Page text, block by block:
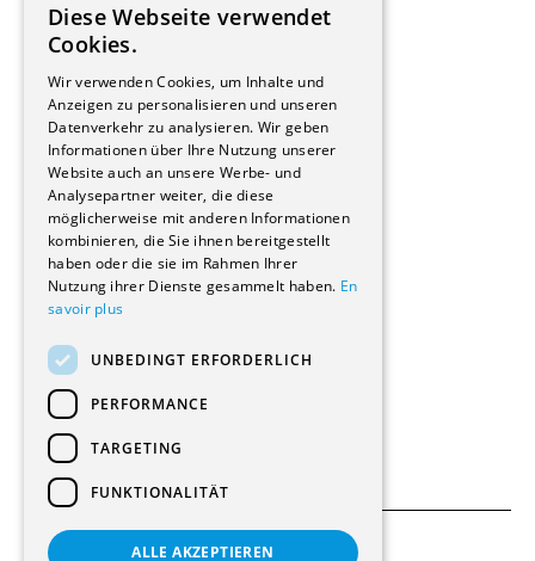
Hersteller/Lieferanten
Bauherrschaften
Immobilienverwaltungsgesellschaften
Stockwerkeigentum
Reportagen
Wohnungen
Renovierungen
Innere Umbauten
Gastgewerbe und Tourismus
Verwaltungsgebäude und Geschäfte
Schuleinrichtungen
Medizinische Einrichtungen
Kultur - Sport - Freizeit
Industrie - Handwerk
Transport und Parkplätze
Diverse Bauten
FRENCH
Diese Webseite verwendet
Cookies.
Wir verwenden Cookies, um Inhalte und
Anzeigen zu personalisieren und unseren
Datenverkehr zu analysieren. Wir geben
Informationen über Ihre Nutzung unserer
Website auch an unsere Werbe- und
Analysepartner weiter, die diese
möglicherweise mit anderen Informationen
kombinieren, die Sie ihnen bereitgestellt
haben oder die sie im Rahmen Ihrer
Nutzung ihrer Dienste gesammelt haben. En
savoir plus
UNBEDINGT ERFORDERLICH
PERFORMANCE
TARGETING
FUNKTIONALITÄT
ALLE AKZEPTIEREN